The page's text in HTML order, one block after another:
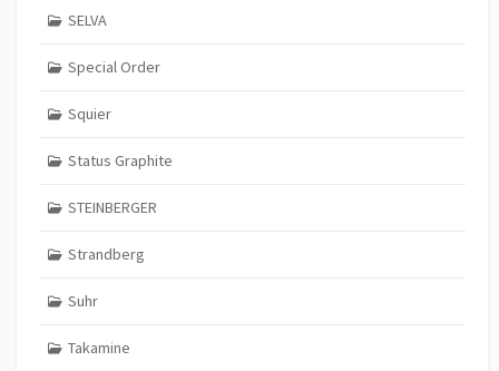
SELVA
Special Order
Squier
Status Graphite
STEINBERGER
Strandberg
Suhr
Takamine